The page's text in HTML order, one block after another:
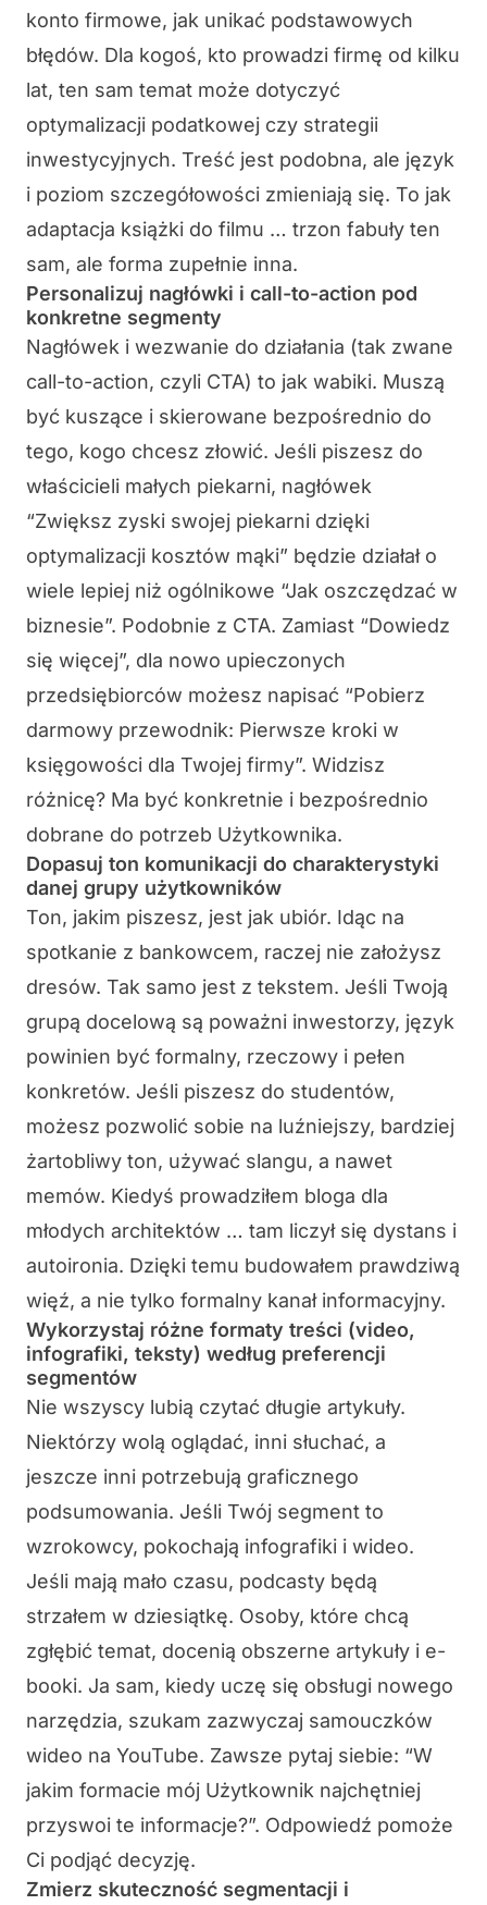
konto firmowe, jak unikać podstawowych
błędów. Dla kogoś, kto prowadzi firmę od kilku
lat, ten sam temat może dotyczyć
optymalizacji podatkowej czy strategii
inwestycyjnych. Treść jest podobna, ale język
i poziom szczegółowości zmieniają się. To jak
adaptacja książki do filmu … trzon fabuły ten
sam, ale forma zupełnie inna.
Personalizuj nagłówki i call-to-action pod
konkretne segmenty
Nagłówek i wezwanie do działania (tak zwane
call-to-action, czyli CTA) to jak wabiki. Muszą
być kuszące i skierowane bezpośrednio do
tego, kogo chcesz złowić. Jeśli piszesz do
właścicieli małych piekarni, nagłówek
“Zwiększ zyski swojej piekarni dzięki
optymalizacji kosztów mąki” będzie działał o
wiele lepiej niż ogólnikowe “Jak oszczędzać w
biznesie”. Podobnie z CTA. Zamiast “Dowiedz
się więcej”, dla nowo upieczonych
przedsiębiorców możesz napisać “Pobierz
darmowy przewodnik: Pierwsze kroki w
księgowości dla Twojej firmy”. Widzisz
różnicę? Ma być konkretnie i bezpośrednio
dobrane do potrzeb Użytkownika.
Dopasuj ton komunikacji do charakterystyki
danej grupy użytkowników
Ton, jakim piszesz, jest jak ubiór. Idąc na
spotkanie z bankowcem, raczej nie założysz
dresów. Tak samo jest z tekstem. Jeśli Twoją
grupą docelową są poważni inwestorzy, język
powinien być formalny, rzeczowy i pełen
konkretów. Jeśli piszesz do studentów,
możesz pozwolić sobie na luźniejszy, bardziej
żartobliwy ton, używać slangu, a nawet
memów. Kiedyś prowadziłem bloga dla
młodych architektów … tam liczył się dystans i
autoironia. Dzięki temu budowałem prawdziwą
więź, a nie tylko formalny kanał informacyjny.
Wykorzystaj różne formaty treści (video,
infografiki, teksty) według preferencji
segmentów
Nie wszyscy lubią czytać długie artykuły.
Niektórzy wolą oglądać, inni słuchać, a
jeszcze inni potrzebują graficznego
podsumowania. Jeśli Twój segment to
wzrokowcy, pokochają infografiki i wideo.
Jeśli mają mało czasu, podcasty będą
strzałem w dziesiątkę. Osoby, które chcą
zgłębić temat, docenią obszerne artykuły i e-
booki. Ja sam, kiedy uczę się obsługi nowego
narzędzia, szukam zazwyczaj samouczków
wideo na YouTube. Zawsze pytaj siebie: “W
jakim formacie mój Użytkownik najchętniej
przyswoi te informacje?”. Odpowiedź pomoże
Ci podjąć decyzję.
Zmierz skuteczność segmentacji i